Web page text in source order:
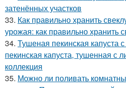
затенённых участков
33. Как правильно хранить
урожая: как правильно хранить
34. Тушеная пекинская капуста
пекинская капуста, тушенная с
коллекция
35. Можно ли поливать